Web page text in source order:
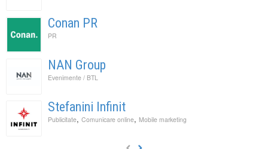
Conan PR
PR
NAN Group
Evenimente / BTL
Stefanini Infinit
Publicitate, Comunicare online, Mobile marketing